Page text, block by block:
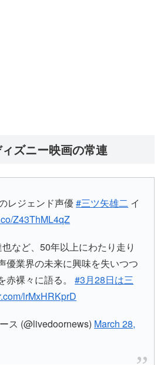
ズニー映画の常連
レジェンド声優#三ツ矢雄二 イ
Z43ThML4qZ
など、50年以上にわたり走り
優業界の未来に興味を失いつつ
赤裸々に語る。#3月28日は三
lrMxHRKprD
ス (@livedoornews) March 28,